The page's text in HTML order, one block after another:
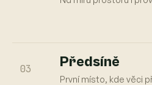
03 Předsíně
První místo, kde věci